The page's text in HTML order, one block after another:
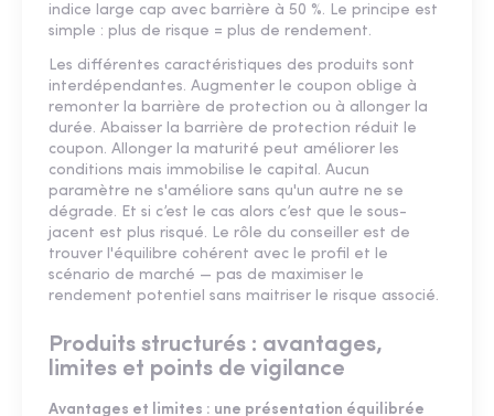
indice large cap avec barrière à 50 %. Le principe est
simple : plus de risque = plus de rendement.
Les différentes caractéristiques des produits sont
interdépendantes. Augmenter le coupon oblige à
remonter la barrière de protection ou à allonger la
durée. Abaisser la barrière de protection réduit le
coupon. Allonger la maturité peut améliorer les
conditions mais immobilise le capital. Aucun
paramètre ne s'améliore sans qu'un autre ne se
dégrade. Et si c’est le cas alors c’est que le sous-
jacent est plus risqué. Le rôle du conseiller est de
trouver l'équilibre cohérent avec le profil et le
scénario de marché — pas de maximiser le
rendement potentiel sans maitriser le risque associé.
Produits structurés : avantages,
limites et points de vigilance
Avantages et limites : une présentation équilibrée